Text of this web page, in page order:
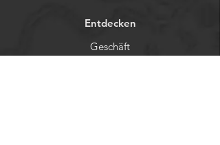
Entdecken
Geschäft